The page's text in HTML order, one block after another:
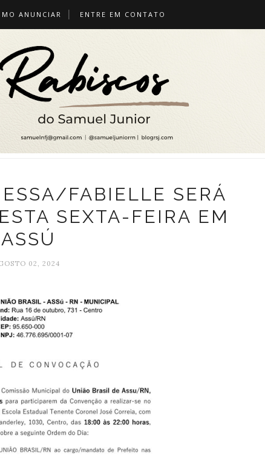
ANUNCIAR ENTRE EM CONTATO
FABIELLE SERÁ
SEXTA-FEIRA EM
ASSÚ
02, 2024